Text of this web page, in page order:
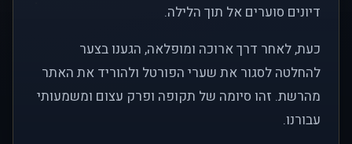
דיונים סוערים אל תוך הלילה.
כעת, לאחר דרך ארוכה ומופלאה, הגענו בצער
להחלטה לסגור את שערי הפורטל ולהוריד את האתר
מהרשת. זהו סיומה של תקופה ופרק עצום ומשמעותי
עבורנו.